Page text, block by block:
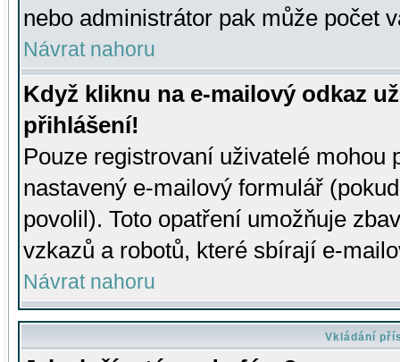
nebo administrátor pak může počet
Návrat nahoru
Když kliknu na e-mailový odkaz
přihlášení!
Pouze registrovaní uživatelé mohou
nastavený e-mailový formulář
povolil). Toto opatření umožňuje
vzkazů a robotů, které sbírají e-
Návrat nahoru
Vkládání